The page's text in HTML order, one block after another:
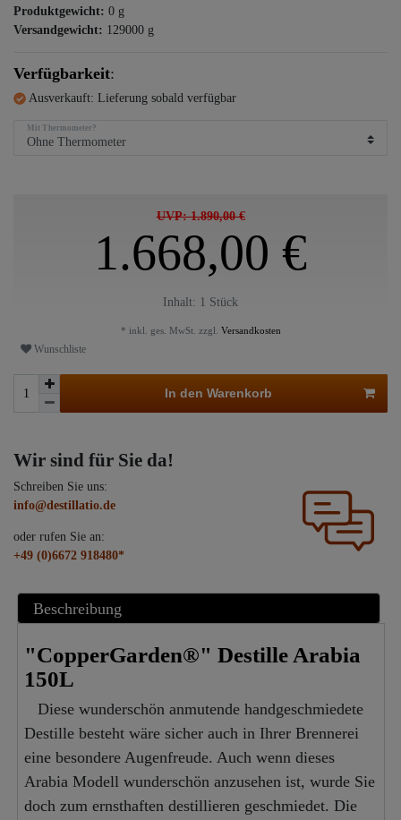
Produktgewicht: 0 g
Versandgewicht: 129000 g
Verfügbarkeit:
Ausverkauft: Lieferung sobald verfügbar
Mit Thermometer?
UVP: 1.890,00 €
1.668,00 €
Inhalt: 1 Stück
* inkl. ges. MwSt. zzgl. Versandkosten
Wunschliste
In den Warenkorb
Wir sind für Sie da!
Schreiben Sie uns:
info@destillatio.de
oder rufen Sie an:
+49 (0)6672 918480*
Beschreibung
"CopperGarden®" Destille Arabia
150L
Diese wunderschön anmutende handgeschmiedete
Destille besteht wäre sicher auch in Ihrer Brennerei
eine besondere Augenfreude. Auch wenn dieses
Arabia Modell wunderschön anzusehen ist, wurde Sie
doch zum ernsthaften destillieren geschmiedet. Die